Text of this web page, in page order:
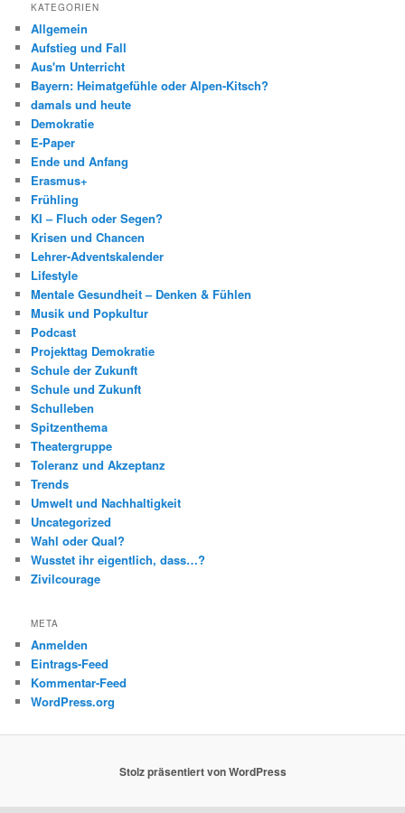
KATEGORIEN
Allgemein
Aufstieg und Fall
Aus'm Unterricht
Bayern: Heimatgefühle oder Alpen-Kitsch?
damals und heute
Demokratie
E-Paper
Ende und Anfang
Erasmus+
Frühling
KI – Fluch oder Segen?
Krisen und Chancen
Lehrer-Adventskalender
Lifestyle
Mentale Gesundheit – Denken & Fühlen
Musik und Popkultur
Podcast
Projekttag Demokratie
Schule der Zukunft
Schule und Zukunft
Schulleben
Spitzenthema
Theatergruppe
Toleranz und Akzeptanz
Trends
Umwelt und Nachhaltigkeit
Uncategorized
Wahl oder Qual?
Wusstet ihr eigentlich, dass…?
Zivilcourage
META
Anmelden
Eintrags-Feed
Kommentar-Feed
WordPress.org
Stolz präsentiert von WordPress